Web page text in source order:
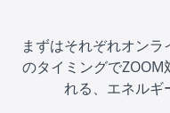
まずはそれぞれオン
のタイミングで
れる、エネルギ